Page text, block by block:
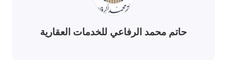
حاتم محمد الرفاعي للخدمات العقارية